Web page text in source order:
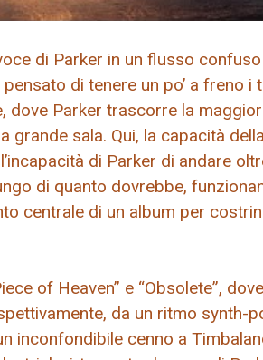
di Parker in un flusso
di tenere un po’ a freno i
dove Parker trascorre la
grande sala. Qui, la capacità
di Parker di andare
di quanto dovrebbe,
centrale di un album per
of Heaven” e “Obsolete”,
da un ritmo synth-
inconfondibile cenno a